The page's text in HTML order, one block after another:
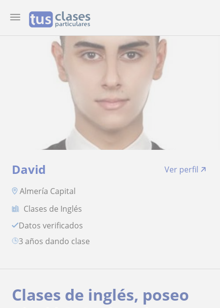
David
Ver perfil
Almería Capital
Clases de Inglés
Datos verificados
3 años dando clase
Clases de inglés, poseo